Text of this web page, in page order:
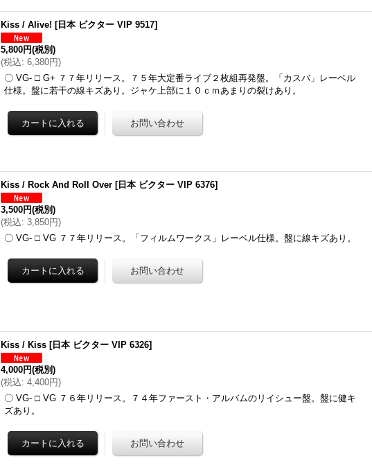
Kiss / Alive! [日本 ビクター VIP 9517]
5,800円(税別)
(税込: 6,380円)
〇 VG- □ G+ ７７年リリース。７５年大定番ライブ２枚組再発盤。「カスバ」レーベル
仕様。盤に若干の線キズあり。ジャケ上部に１０ｃｍあまりの裂けあり。
Kiss / Rock And Roll Over [日本 ビクター VIP 6376]
3,500円(税別)
(税込: 3,850円)
〇 VG- □ VG ７７年リリース。「フィルムワークス」レーベル仕様。盤に線キズあり。
Kiss / Kiss [日本 ビクター VIP 6326]
4,000円(税別)
(税込: 4,400円)
〇 VG- □ VG ７６年リリース。７４年ファースト・アルバムのリイシュー盤。盤に健キ
ズあり。